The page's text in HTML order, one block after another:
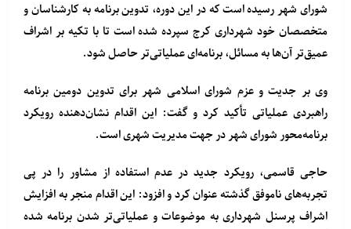
شورای شهر رسیده است که در این دوره، تدوین برنامه به کارشناسان و
متخصصان خود شهرداری کرج سپرده شده است تا با تکیه بر اشراف
عمیق‌تر آن‌ها به مسائل، برنامه‌ای عملیاتی‌تر حاصل شود.
وی بر جدیت و عزم شورای اسلامی شهر برای تدوین دومین برنامه
راهبردی عملیاتی تأکید کرد و گفت: این اقدام نشان‌دهنده رویکرد
برنامه‌محور شورای شهر در جهت مدیریت شهری است.
حاجی قاسمی، رویکرد جدید در عدم استفاده از مشاور را در پی
تجربه‌های ناموفق گذشته عنوان کرد و افزود: این اقدام منجر به افزایش
اشراف پرسنل شهرداری به موضوعات و عملیاتی‌تر شدن برنامه شده